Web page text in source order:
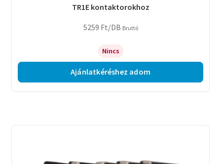
TR1E kontaktorokhoz
5259 Ft/DB Bruttó
Nincs
Ajánlatkéréshez adom